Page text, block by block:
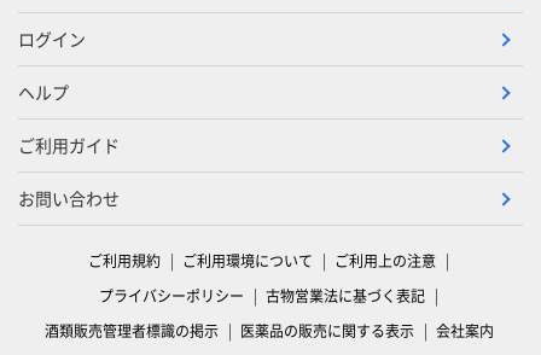
ログイン
ヘルプ
ご利用ガイド
お問い合わせ
ご利用規約 ご利用環境について
ご利用上の注意
プライバシーポリシー
古物営業法に基づく表記
酒類販売管理者標識の掲示
医薬品の販売に関する表示 会社案内